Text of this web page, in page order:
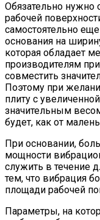
Обязательно нужно
рабочей
самостоятельно
основания на
которая обладает
производителям
совместить
Поэтому при
плиту с
значительным
будет, как от
При основании,
мощности
служить в течение
тем, что вибрация
площади рабочей
Параметры, на